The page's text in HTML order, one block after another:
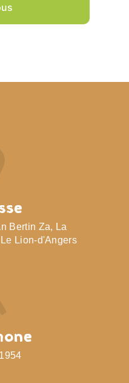
Bertin Za, La
Lion-d'Angers